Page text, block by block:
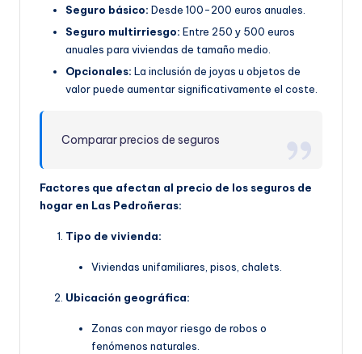
Seguro básico: Desde 100-200 euros anuales.
Seguro multirriesgo: Entre 250 y 500 euros
anuales para viviendas de tamaño medio.
Opcionales: La inclusión de joyas u objetos de
valor puede aumentar significativamente el coste.
Comparar precios de seguros
Factores que afectan al precio de los seguros de
hogar en Las Pedroñeras:
Tipo de vivienda:
Viviendas unifamiliares, pisos, chalets.
Ubicación geográfica:
Zonas con mayor riesgo de robos o
fenómenos naturales.